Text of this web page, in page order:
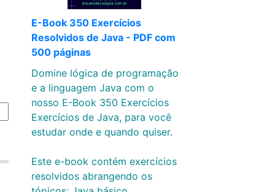
E-Book 350 Exercícios
Resolvidos de Java - PDF com
500 páginas
Domine lógica de programação
e a linguagem Java com o
nosso E-Book 350 Exercícios
Exercícios de Java, para você
estudar onde e quando quiser.
Este e-book contém exercícios
resolvidos abrangendo os